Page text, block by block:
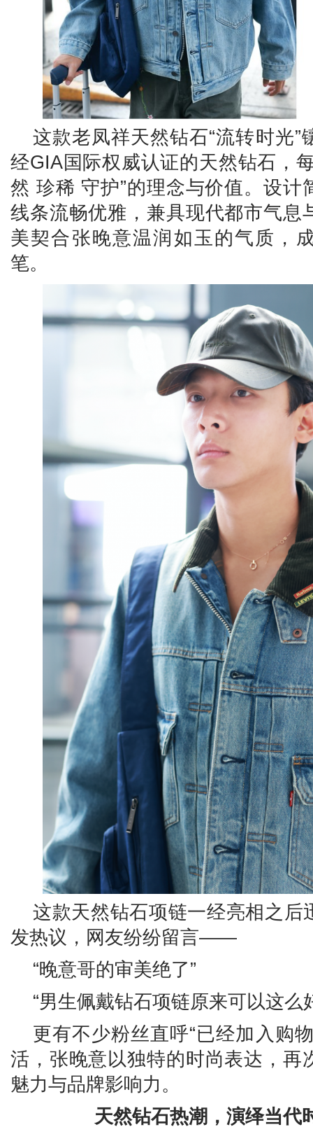
这款老凤祥天然钻石“流转时光”
经GIA国际权威认证的天然钻石，
然 珍稀 守护”的理念与价值。设计
线条流畅优雅，兼具现代都市气息
美契合张晚意温润如玉的气质，
笔。
这款天然钻石项链一经亮相之后
发热议，网友纷纷留言——
“晚意哥的审美绝了”
“男生佩戴钻石项链原来可以这么
更有不少粉丝直呼“已经加入购
活，张晚意以独特的时尚表达，再
魅力与品牌影响力。
天然钻石热潮， 演绎当代